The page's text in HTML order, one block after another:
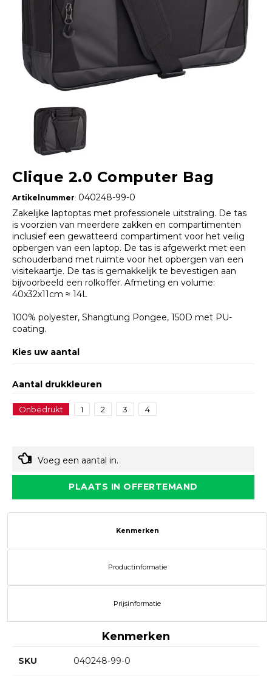
Clique 2.0 Computer Bag
Artikelnummer: 040248-99-0
Zakelijke laptoptas met professionele uitstraling. De tas
is voorzien van meerdere zakken en compartimenten
inclusief een gewatteerd compartiment voor het veilig
opbergen van een laptop. De tas is afgewerkt met een
schouderband met ruimte voor het opbergen van een
visitekaartje. De tas is gemakkelijk te bevestigen aan
bijvoorbeeld een rolkoffer. Afmeting en volume:
40x32x11cm ≈ 14L
100% polyester, Shangtung Pongee, 150D met PU-
coating.
Kies uw aantal
Aantal drukkleuren
Onbedrukt 1 2 3 4
Voeg een aantal in.
PLAATS IN OFFERTEMAND
Kenmerken
Productinformatie
Prijsinformatie
Kenmerken
SKU 040248-99-0